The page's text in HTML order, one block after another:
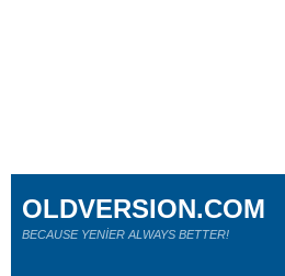
OLDVERSION.COM
BECAUSE YENİER ALWAYS BETTER!